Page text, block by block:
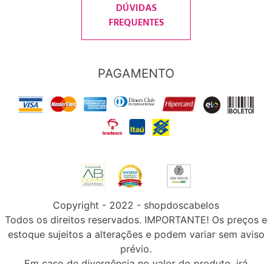
DÚVIDAS
FREQUENTES
PAGAMENTO
Copyright - 2022 - shopdoscabelos
Todos os direitos reservados. IMPORTANTE! Os preços e
estoque sujeitos a alterações e podem variar sem aviso
prévio.